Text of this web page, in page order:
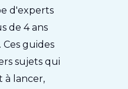
d'experts
de 4 ans
guides
sujets qui
à lancer,